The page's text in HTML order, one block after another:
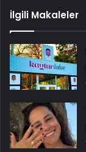
İlgili Makaleler